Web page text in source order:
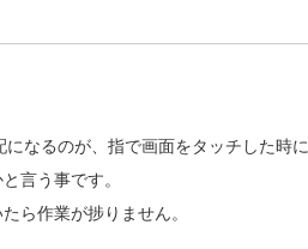
なるのが、指で画面をタッチした時
言う事です。
ら作業が捗りません。